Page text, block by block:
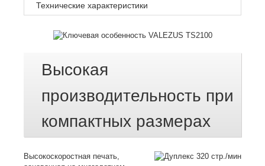
Технические характеристики
Высокая
производительность при
компактных размерах
Высокоскоростная печать,